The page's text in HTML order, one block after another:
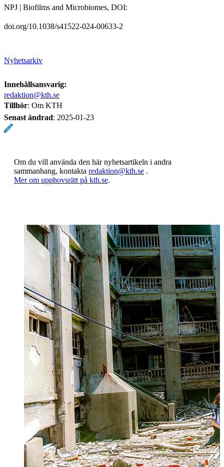
NPJ | Biofilms and Microbiomes, DOI:
doi.org/10.1038/s41522-024-00633-2
Nyhetsarkiv
Innehållsansvarig:
redaktion@kth.se
Tillhör: Om KTH
Senast ändrad: 2025-01-23
Om du vill använda den här nyhetsartikeln i andra
sammanhang, kontakta redaktion@kth.se .
​​​​​​​Mer om upphovsrätt på kth.se​​​​​​​​​​​​​​.